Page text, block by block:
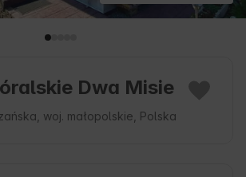
Dwa Misie
woj. małopolskie, Polska